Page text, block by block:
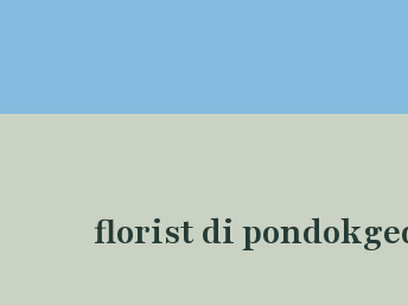
florist di